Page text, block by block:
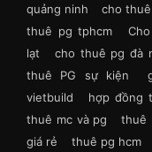
quảng ninh
cho
thuê pg tphcm
lạt
cho thuê pg đà
thuê PG sự kiện
vietbuild
hợp đồng
thuê mc và pg
thuê
giá rẻ
thuê pg hcm